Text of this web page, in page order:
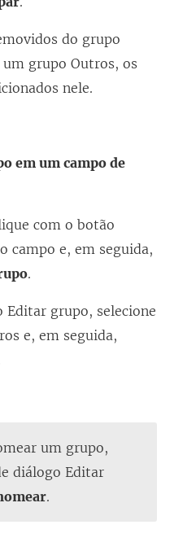
do grupo
grupo Outros, os
nele.
em um campo de
com o botão
campo e, em seguida,
.
Editar grupo, selecione
e, em seguida,
um grupo,
diálogo Editar
.